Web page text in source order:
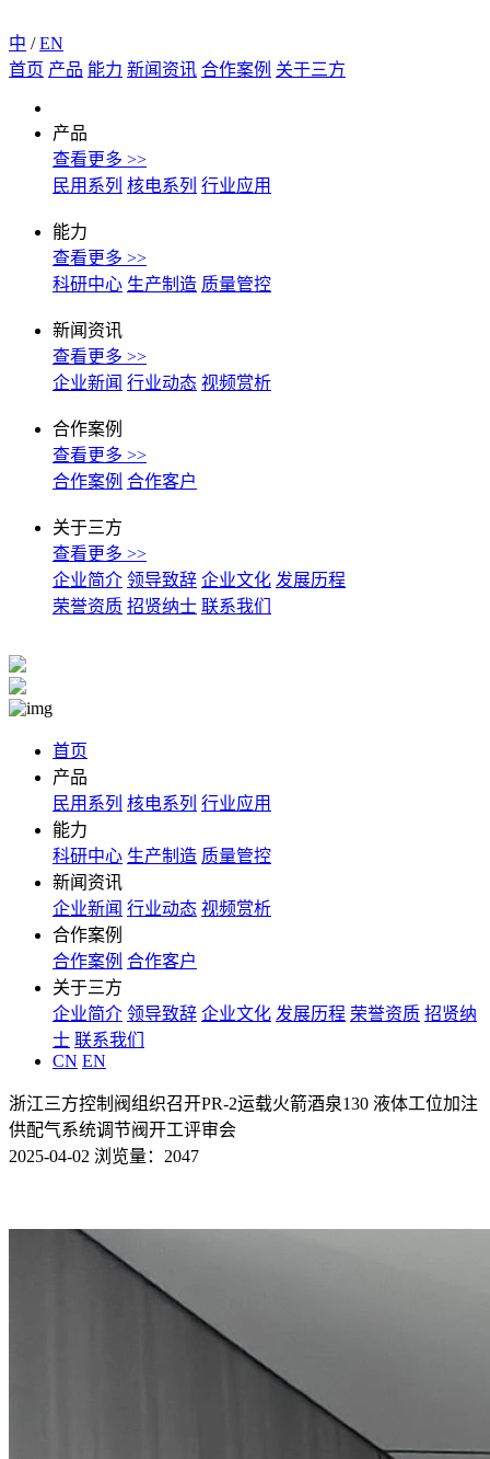
中 /EN
首页 产品 能力 新闻资讯 合作案例 关于三方
产品
查看更多 >>
民用系列 核电系列 行业应用
能力
查看更多 >>
科研中心 生产制造 质量管控
新闻资讯
查看更多 >>
企业新闻 行业动态 视频赏析
合作案例
查看更多 >>
合作案例 合作客户
关于三方
查看更多 >>
企业简介 领导致辞 企业文化 发展历程
荣誉资质 招贤纳士 联系我们
首页
产品
民用系列 核电系列 行业应用
能力
科研中心 生产制造 质量管控
新闻资讯
企业新闻 行业动态 视频赏析
合作案例
合作案例 合作客户
关于三方
企业简介 领导致辞 企业文化 发展历程 荣誉资质 招贤纳
士 联系我们
CN EN
浙江三方控制阀组织召开PR-2运载火箭酒泉130 液体工位加注
供配气系统调节阀开工评审会
2025-04-02 浏览量：2047